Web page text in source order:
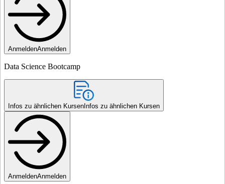
AnmeldenAnmelden
Data Science Bootcamp
Infos zu ähnlichen Kursen Infos zu ähnlichen Kursen
AnmeldenAnmelden